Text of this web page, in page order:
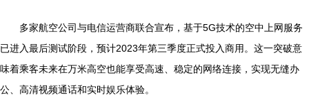
多家航空公司与电信运营商联合宣布，基于5G技术的空中上网服务
已进入最后测试阶段，预计2023年第三季度正式投入商用。这一突破意
味着乘客未来在万米高空也能享受高速、稳定的网络连接，实现无缝办
公、高清视频通话和实时娱乐体验。